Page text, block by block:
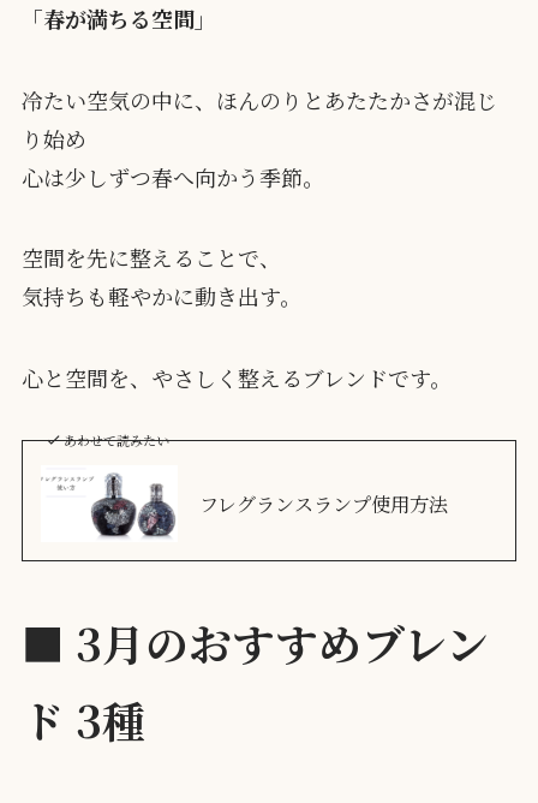
「春が満ちる空間」
冷たい空気の中に、ほんのりとあたたかさが混じ
り始め
心は少しずつ春へ向かう季節。
空間を先に整えることで、
気持ちも軽やかに動き出す。
心と空間を、やさしく整えるブレンドです。
あわせて読みたい
フレグランスランプ使用方法
■ 3月のおすすめブレン
ド 3種